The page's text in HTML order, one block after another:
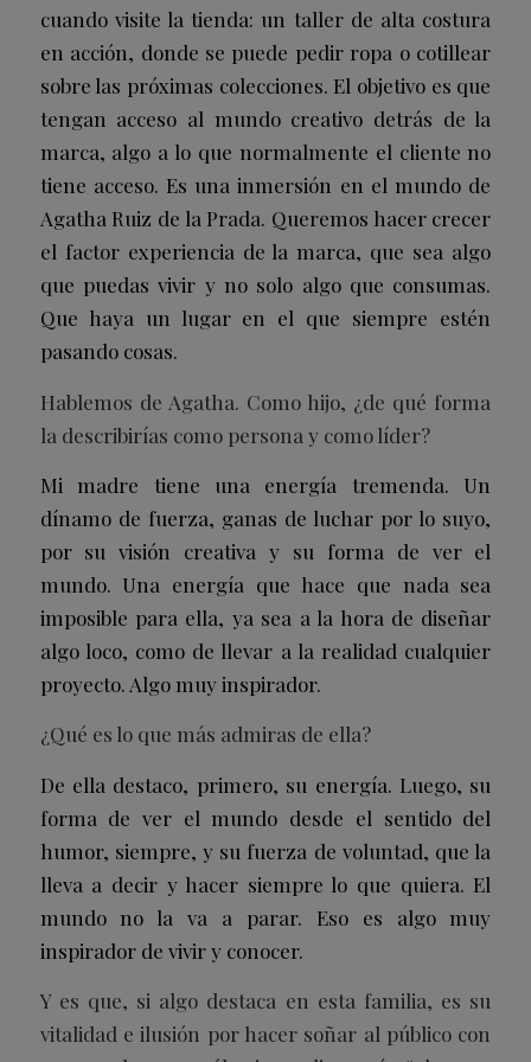
cuando visite la tienda: un taller de alta costura
en acción, donde se puede pedir ropa o cotillear
sobre las próximas colecciones. El objetivo es que
tengan acceso al mundo creativo detrás de la
marca, algo a lo que normalmente el cliente no
tiene acceso. Es una inmersión en el mundo de
Agatha Ruiz de la Prada. Queremos hacer crecer
el factor experiencia de la marca, que sea algo
que puedas vivir y no solo algo que consumas.
Que haya un lugar en el que siempre estén
pasando cosas.
Hablemos de Agatha. Como hijo, ¿de qué forma
la describirías como persona y como líder?
Mi madre tiene una energía tremenda. Un
dínamo de fuerza, ganas de luchar por lo suyo,
por su visión creativa y su forma de ver el
mundo. Una energía que hace que nada sea
imposible para ella, ya sea a la hora de diseñar
algo loco, como de llevar a la realidad cualquier
proyecto. Algo muy inspirador.
¿Qué es lo que más admiras de ella?
De ella destaco, primero, su energía. Luego, su
forma de ver el mundo desde el sentido del
humor, siempre, y su fuerza de voluntad, que la
lleva a decir y hacer siempre lo que quiera. El
mundo no la va a parar. Eso es algo muy
inspirador de vivir y conocer.
Y es que, si algo destaca en esta familia, es su
vitalidad e ilusión por hacer soñar al público con